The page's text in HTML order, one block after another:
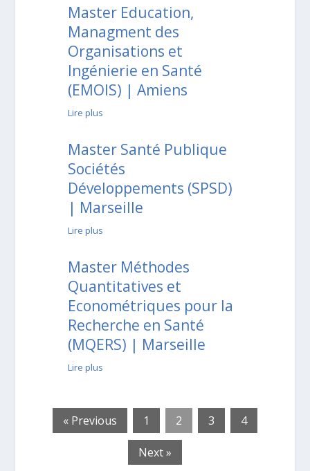
Master Education,
Managment des
Organisations et
Ingénierie en Santé
(EMOIS) | Amiens
Lire plus
Master Santé Publique
Sociétés
Développements (SPSD)
| Marseille
Lire plus
Master Méthodes
Quantitatives et
Econométriques pour la
Recherche en Santé
(MQERS) | Marseille
Lire plus
« Previous 1 2 3 4
Next »